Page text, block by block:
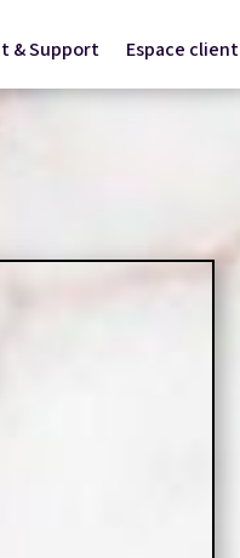
& Support Espace client